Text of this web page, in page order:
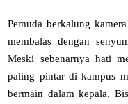
Pemuda berkalung
membalas dengan
Meski sebenarnya hati
paling pintar di kampus
bermain dalam kepala.